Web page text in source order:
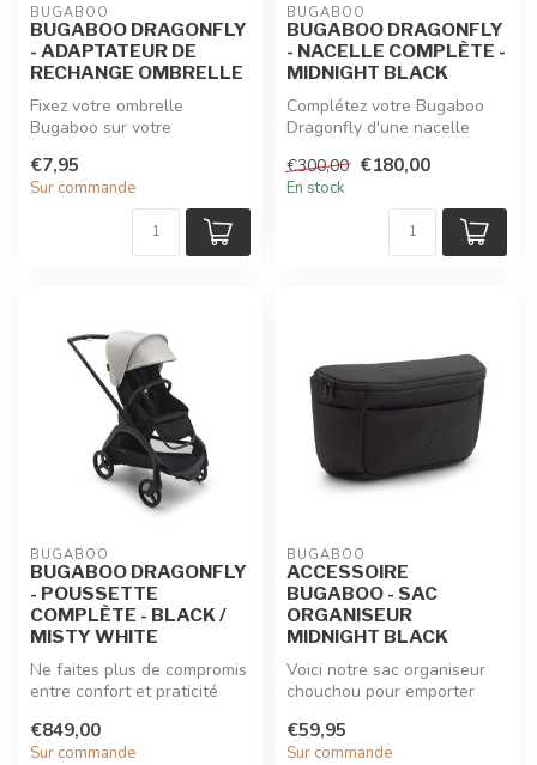
BUGABOO
BUGABOO DRAGONFLY
- ADAPTATEUR DE
RECHANGE OMBRELLE
Fixez votre ombrelle
Bugaboo sur votre
cet adaptateur d...
€7,95
Sur commande
BUGABOO
BUGABOO DRAGONFLY
- NACELLE COMPLÈTE -
MIDNIGHT BLACK
Complétez votre Bugaboo
Dragonfly d'une nacelle
en ...
€300,00 €180,00
En stock
BUGABOO
BUGABOO DRAGONFLY
- POUSSETTE
COMPLÈTE - BLACK /
MISTY WHITE
Ne faites plus de compromis
entre confort et praticité
€849,00
Sur commande
BUGABOO
ACCESSOIRE
BUGABOO - SAC
ORGANISEUR
MIDNIGHT BLACK
Voici notre sac organiseur
chouchou pour emporter
courtes...
€59,95
Sur commande